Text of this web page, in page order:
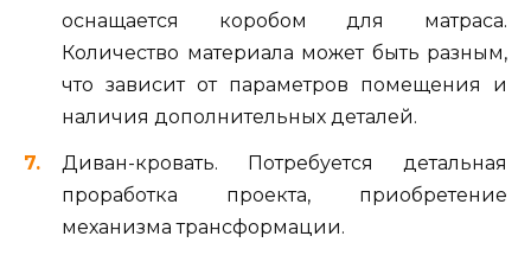
оснащается коробом для матраса.
Количество материала может быть разным,
что зависит от параметров помещения и
наличия дополнительных деталей.
Диван-кровать. Потребуется детальная
проработка проекта, приобретение
механизма трансформации.